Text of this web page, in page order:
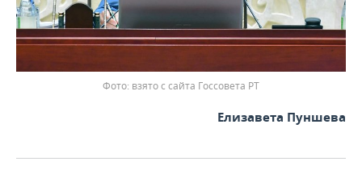
взято с сайта Госсовета РТ
Елизавета Пуншева